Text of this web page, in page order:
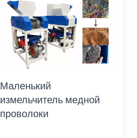
Маленький
измельчитель медной
проволоки